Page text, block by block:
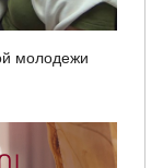
молодежи